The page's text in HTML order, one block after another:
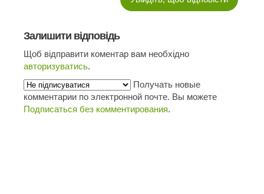
Залишити відповідь
Щоб відправити коментар вам необхідно
авторизуватись.
Получать новые
комментарии по электронной почте. Вы можете
Подписаться без комментирования.